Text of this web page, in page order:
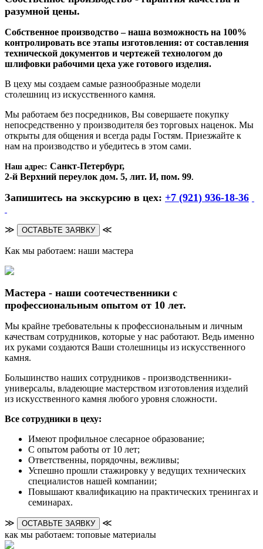
разумной цены.
Собственное производство – наша возможность на 100%
контролировать все этапы изготовления: от составления
технической документов и чертежей технологом до
шлифовки рабочими цеха уже готового изделия.
В цеху мы создаем самые разнообразные модели
столешниц из искусственного камня.
Мы работаем без посредников, Вы совершаете покупку
непосредственно у производителя без торговых наценок. Мы
открыты для общения и всегда рады Гостям. Приезжайте к
нам на производство и убедитесь в этом сами.
Наш адрес: Санкт-Петербург,
2-й Верхний переулок дом. 5, лит. И, пом. 99.
Запишитесь на экскурсию в цех: +7 (921) 936-18-36
≫ ОСТАВЬТЕ ЗАЯВКУ ≪
Как мы работаем: наши мастера
Мастера - наши соотечественники с
профессиональным опытом от 10 лет.
Мы крайне требовательны к профессиональным и личным
качествам сотрудников, которые у нас работают. Ведь именно
их руками создаются Ваши столешницы из искусственного
камня.
Большинство наших сотрудников - производственники-
универсалы, владеющие мастерством изготовления изделий
из искусственного камня любого уровня сложности.
Все сотрудники в цеху:
Имеют профильное слесарное образование;
С опытом работы от 10 лет;
Ответственны, порядочны, вежливы;
Успешно прошли стажировку у ведущих технических
специалистов нашей компании;
Повышают квалификацию на практических тренингах и
семинарах.
≫ ОСТАВЬТЕ ЗАЯВКУ
≪
как мы работаем: топовые материалы